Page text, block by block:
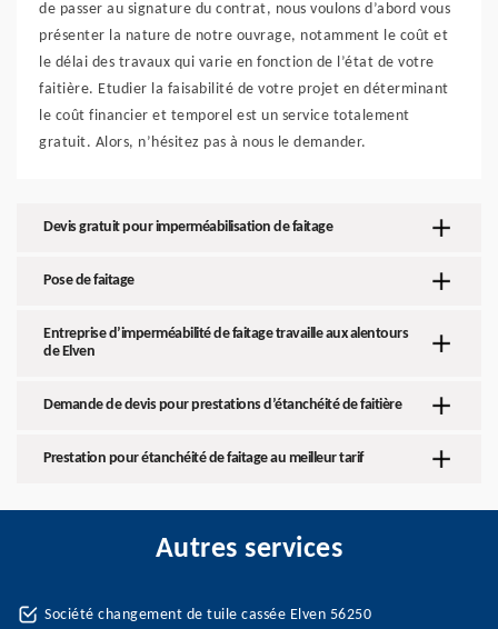
de passer au signature du contrat, nous voulons d’abord vous
présenter la nature de notre ouvrage, notamment le coût et
le délai des travaux qui varie en fonction de l’état de votre
faitière. Etudier la faisabilité de votre projet en déterminant
le coût financier et temporel est un service totalement
gratuit. Alors, n’hésitez pas à nous le demander.
Devis gratuit pour imperméabilisation de faitage
Pose de faitage
Entreprise d’imperméabilité de faitage travaille aux alentours
de Elven
Demande de devis pour prestations d’étanchéité de faitière
Prestation pour étanchéité de faitage au meilleur tarif
Autres services
Société changement de tuile cassée Elven 56250